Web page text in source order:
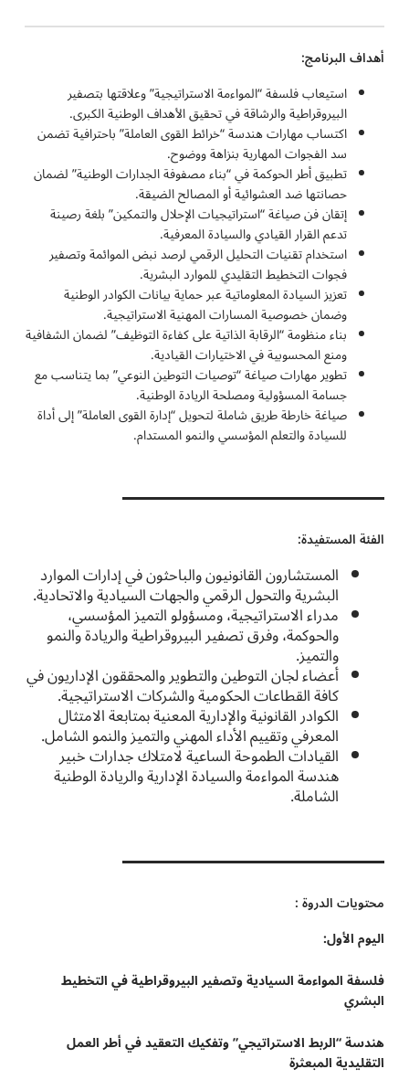
أهداف البرنامج:
استيعاب فلسفة “المواءمة الاستراتيجية” وعلاقتها بتصفير
البيروقراطية والرشاقة في تحقيق الأهداف الوطنية الكبرى.
اكتساب مهارات هندسة “خرائط القوى العاملة” باحترافية تضمن
سد الفجوات المهارية بنزاهة ووضوح.
تطبيق أطر الحوكمة في “بناء مصفوفة الجدارات الوطنية” لضمان
حصانتها ضد العشوائية أو المصالح الضيقة.
إتقان فن صياغة “استراتيجيات الإحلال والتمكين” بلغة رصينة
تدعم القرار القيادي والسيادة المعرفية.
استخدام تقنيات التحليل الرقمي لرصد نبض الموائمة وتصفير
فجوات التخطيط التقليدي للموارد البشرية.
تعزيز السيادة المعلوماتية عبر حماية بيانات الكوادر الوطنية
وضمان خصوصية المسارات المهنية الاستراتيجية.
بناء منظومة “الرقابة الذاتية على كفاءة التوظيف” لضمان الشفافية
ومنع المحسوبية في الاختيارات القيادية.
تطوير مهارات صياغة “توصيات التوطين النوعي” بما يتناسب مع
جسامة المسؤولية ومصلحة الريادة الوطنية.
صياغة خارطة طريق شاملة لتحويل “إدارة القوى العاملة” إلى أداة
للسيادة والتعلم المؤسسي والنمو المستدام.
الفئة المستفيدة:
المستشارون القانونيون والباحثون في إدارات الموارد
البشرية والتحول الرقمي والجهات السيادية والاتحادية.
مدراء الاستراتيجية، ومسؤولو التميز المؤسسي،
والحوكمة، وفرق تصفير البيروقراطية والريادة والنمو
والتميز.
أعضاء لجان التوطين والتطوير والمحققون الإداريون في
كافة القطاعات الحكومية والشركات الاستراتيجية.
الكوادر القانونية والإدارية المعنية بمتابعة الامتثال
المعرفي وتقييم الأداء المهني والتميز والنمو الشامل.
القيادات الطموحة الساعية لامتلاك جدارات خبير
هندسة المواءمة والسيادة الإدارية والريادة الوطنية
الشاملة.
محتويات الدروة :
اليوم الأول:
فلسفة المواءمة السيادية وتصفير البيروقراطية في التخطيط
البشري
هندسة “الربط الاستراتيجي” وتفكيك التعقيد في أطر العمل
التقليدية المبعثرة